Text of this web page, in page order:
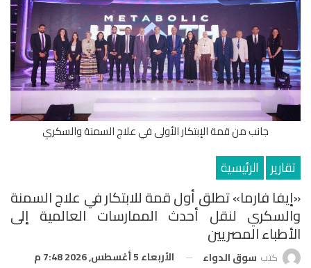
جانب من قمة الإبتكار الأولى في علاج السمنة والسكري
تقارير الرئيسية
«إيفا فارما» تطلق أول قمة للابتكار في علاج السمنة
والسكري لنقل أحدث الممارسات العالمية إلى
الأطباء المصريين
كتب سوق الدواء الأربعاء 5 أغسطس, 2026 7:48 م